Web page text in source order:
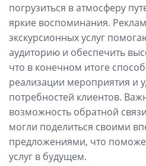
погрузиться в атмосферу
яркие воспоминания.
экскурсионных услуг
аудиторию и обеспечить
что в конечном итоге
реализации мероприятия и
потребностей клиентов.
возможность обратной
могли поделиться своими
предложениями, что
услуг в будущем.